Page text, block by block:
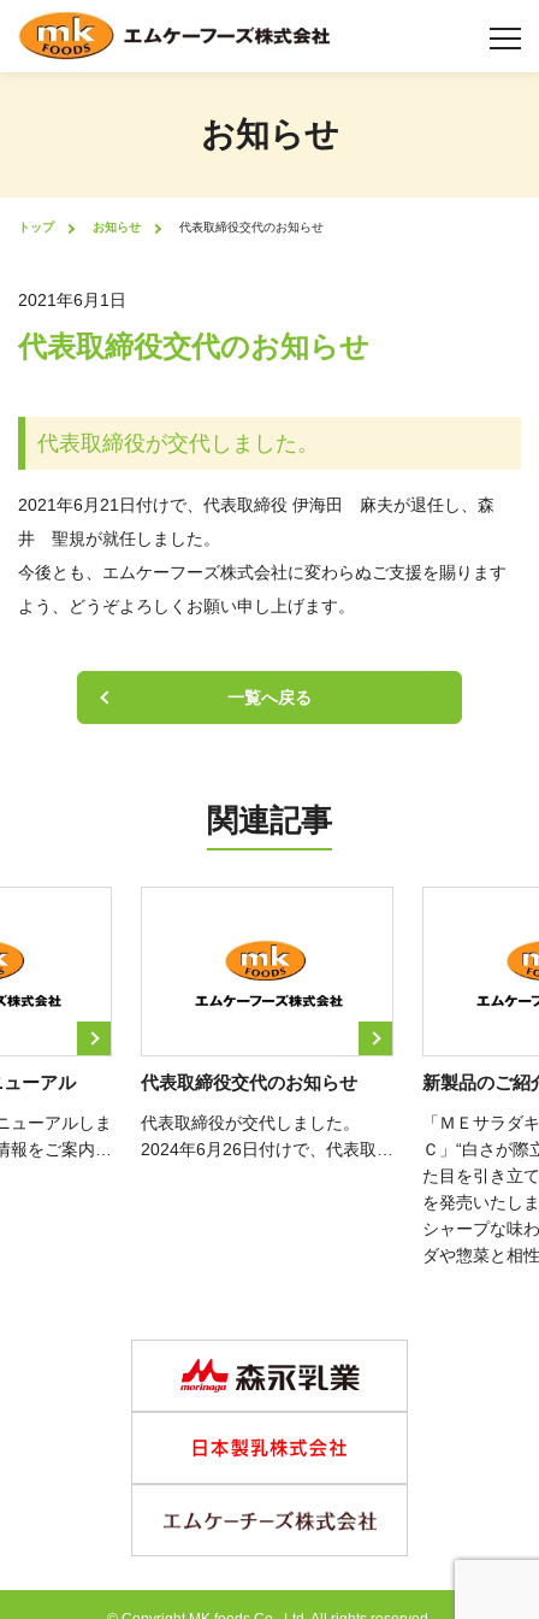
チーズ製造工程
業態から選択
形状について
ニュース
お知らせ
チーズトピックス
お知らせ
トップ お知らせ 代表取締役交代のお知らせ
2021年6月1日
代表取締役交代のお知らせ
代表取締役が交代しました。
2021年6月21日付けで、代表取締役 伊海田 麻夫が退任し、森
井 聖規が就任しました。
今後とも、エムケーフーズ株式会社に変わらぬご支援を賜ります
よう、どうぞよろしくお願い申し上げます。
一覧へ戻る
関連記事
ーアル
ューアルしま
をご案内し
代表取締役交代のお知らせ
代表取締役が交代しました。
2024年6月26日付けで、代表取締
新製品のご紹
「ＭＥサラダ
Ｃ」“白さが際
た目を引き立
を発売いたし
シャープな味
ダや惣菜と相